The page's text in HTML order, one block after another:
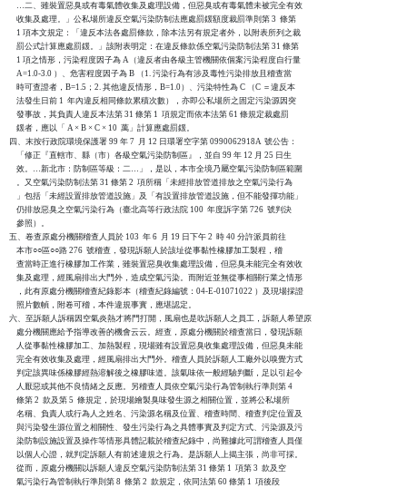
    …二、雖裝置惡臭或有毒氣體收集及處理設備，但惡臭或有毒氣體未被完全有效
    收集及處理。」公私場所違反空氣污染防制法應處罰鍰額度裁罰準則第 3  條第
    1 項本文規定：「違反本法各處罰條款，除本法另有規定者外，以附表所列之裁
    罰公式計算應處罰鍰。」該附表明定：在違反條款係空氣污染防制法第 31 條第
    1 項之情形，污染程度因子為 A（違反者由各級主管機關依個案污染程度自行量
    A=1.0-3.0 ）、危害程度因子為 B （1. 污染行為有涉及毒性污染排放且稽查當
    時可查證者，B=1.5；2. 其他違反情形，B=1.0）、污染特性為 C （C ＝違反本
    法發生日前 1  年內違反相同條款累積次數），亦即公私場所之固定污染源因突
    發事故，其負責人違反本法第 31 條第 1  項規定而依本法第 61 條規定裁處罰
    鍰者，應以「 A × B × C × 10  萬」計算應處罰鍰。
四、末按行政院環境保護署 99 年 7  月 12 日環署空字第 0990062918A  號公告：
    「修正『直轄市、縣（市）各級空氣污染防制區』，並自 99 年 12 月 25 日生
    效。…新北市：防制區等級：二…」，是以，本市全境乃屬空氣污染防制區範圍
    。又空氣污染防制法第 31 條第 2  項所稱「未經排放管道排放之空氣污染行為
    」包括「未經設置排放管道設施」及「有設置排放管道設施，但不能發揮功能」
    仍排放惡臭之空氣污染行為（臺北高等行政法院 100  年度訴字第 726  號判決
    參照）。
五、卷查原處分機關稽查人員於 103  年 6  月 19 日下午 2  時 40 分許派員前往
    本市○○區○○路 276  號稽查，發現訴願人於該址從事黏性橡膠加工製程，稽
    查當時正進行橡膠加工作業，雖裝置惡臭收集處理設備，但惡臭未能完全有效收
    集及處理，經風扇排出大門外，造成空氣污染。而附近並無從事相關行業之情形
    ，此有原處分機關稽查紀錄影本（稽查紀錄編號：04-E-01071022 ）及現場採證
    照片數幀，附卷可稽，本件違規事實，應堪認定。
六、至訴願人訴稱因空氣炎熱才將門打開，風扇也是吹訴願人之員工，訴願人希望原
    處分機關應給予指導改善的機會云云。經查，原處分機關於稽查當日，發現訴願
    人從事黏性橡膠加工、加熱製程，現場雖有設置惡臭收集處理設備，但惡臭未能
    完全有效收集及處理，經風扇排出大門外。稽查人員於訴願人工廠外以嗅覺方式
    判定該異味係橡膠經熱溶解後之橡膠味道。該氣味依一般經驗判斷，足以引起令
    人厭惡或其他不良情緒之反應。另稽查人員依空氣污染行為管制執行準則第 4
    條第 2  款及第 5  條規定，於現場繪製臭味發生源之相關位置，並將公私場所
    名稱、負責人或行為人之姓名、污染源名稱及位置、稽查時間、稽查判定位置及
    與污染發生源位置之相關性、發生污染行為之具體事實及判定方式、污染源及污
    染防制設施設置及操作等情形具體記載於稽查紀錄中，尚難據此可謂稽查人員僅
    以個人心證，就判定訴願人有前述違規之行為。是訴願人上揭主張，尚非可採。
    從而，原處分機關以訴願人違反空氣污染防制法第 31 條第 1  項第 3  款及空
    氣污染行為管制執行準則第 8  條第 2  款規定，依同法第 60 條第 1  項後段